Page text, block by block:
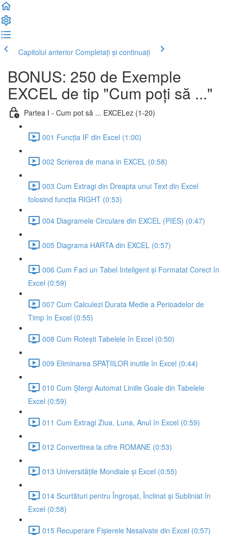
Capitolul anterior Completați și continuați
BONUS: 250 de Exemple
EXCEL de tip "Cum poți să ..."
Partea I - Cum pot să ... EXCELez (1-20)
001 Funcția IF din Excel (1:00)
002 Scrierea de mana in EXCEL (0:58)
003 Cum Extragi din Dreapta unui Text din Excel
folosind funcția RIGHT (0:53)
004 Diagramele Circulare din EXCEL (PIES) (0:47)
005 Diagrama HARTA din EXCEL (0:57)
006 Cum Faci un Tabel Inteligent și Formatat Corect în
Excel (0:59)
007 Cum Calculezi Durata Medie a Perioadelor de
Timp în Excel (0:55)
008 Cum Rotești Tabelele în Excel (0:50)
009 Eliminarea SPAȚIILOR inutile în Excel (0:44)
010 Cum Ștergi Automat Liniile Goale din Tabelele
Excel (0:59)
011 Cum Extragi Ziua, Luna, Anul în Excel (0:59)
012 Convertirea la cifre ROMANE (0:53)
013 Universitățile Mondiale și Excel (0:55)
014 Scurtături pentru Îngroșat, Înclinat și Subliniat în
Excel (0:58)
015 Recuperare Fișierele Nesalvate din Excel (0:57)